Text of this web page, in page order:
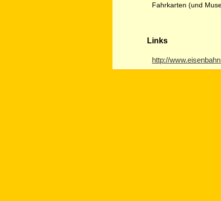
Fahrkarten (und
Links
http://